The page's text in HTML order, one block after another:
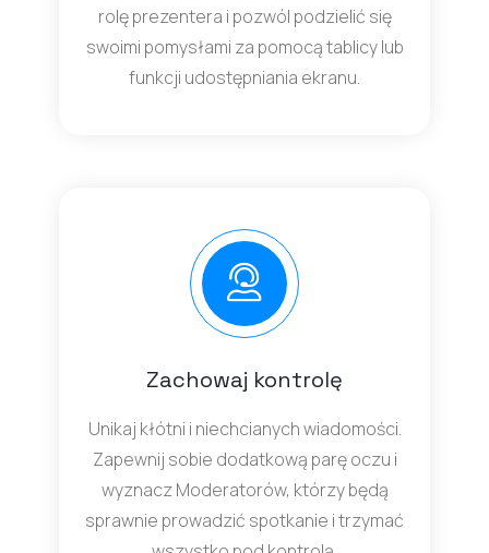
rolę prezentera i pozwól podzielić się
swoimi pomysłami za pomocą tablicy lub
funkcji udostępniania ekranu.
Zachowaj kontrolę
Unikaj kłótni i niechcianych wiadomości.
Zapewnij sobie dodatkową parę oczu i
wyznacz Moderatorów, którzy będą
sprawnie prowadzić spotkanie i trzymać